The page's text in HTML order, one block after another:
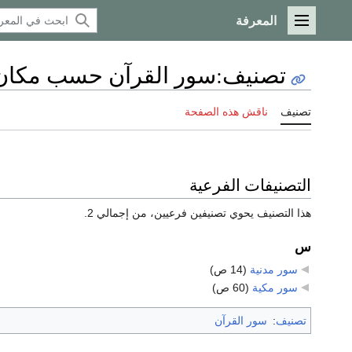
القائمة الرئيسية
المعرفة
تصنيف:سور القرآن حسب مكان
تصنيف ناقش هذه الصفحة
التصنيفات الفرعية
هذا التصنيف يحوي تصنيفين فرعيين، من إجمالي 2.
س
سور مدنية (14 ص)
سور مكية (60 ص)
تصنيف: سور القرآن